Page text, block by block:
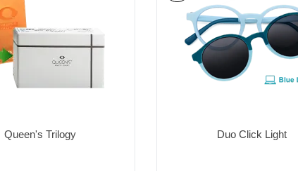
Queen's Trilogy Duo Click Light